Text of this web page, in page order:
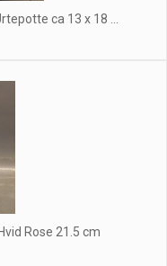
ca 13 x 18 ...
Rose 21.5 cm